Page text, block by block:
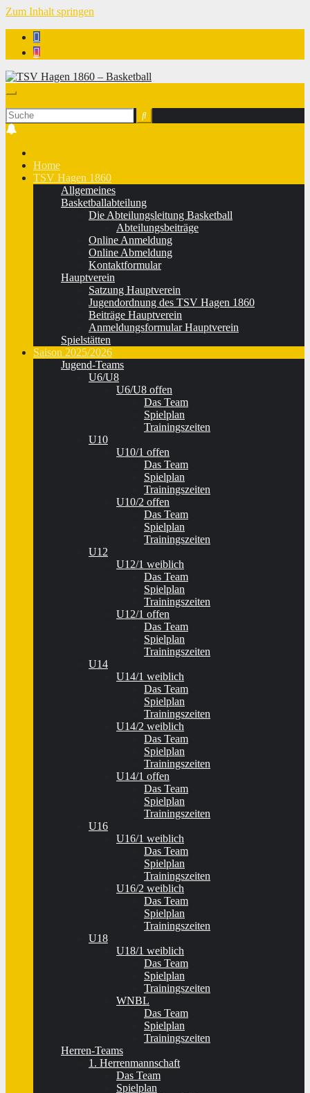
Zum Inhalt springen
Home
TSV Hagen 1860
Allgemeines
Basketballabteilung
Die Abteilungsleitung Basketball
Abteilungsbeiträge
Online Anmeldung
Online Abmeldung
Kontaktformular
Hauptverein
Satzung Hauptverein
Jugendordnung des TSV Hagen 1860
Beiträge Hauptverein
Anmeldungsformular Hauptverein
Spielstätten
Saison 2025/2026
Jugend-Teams
U6/U8
U6/U8 offen
Das Team
Spielplan
Trainingszeiten
U10
U10/1 offen
Das Team
Spielplan
Trainingszeiten
U10/2 offen
Das Team
Spielplan
Trainingszeiten
U12
U12/1 weiblich
Das Team
Spielplan
Trainingszeiten
U12/1 offen
Das Team
Spielplan
Trainingszeiten
U14
U14/1 weiblich
Das Team
Spielplan
Trainingszeiten
U14/2 weiblich
Das Team
Spielplan
Trainingszeiten
U14/1 offen
Das Team
Spielplan
Trainingszeiten
U16
U16/1 weiblich
Das Team
Spielplan
Trainingszeiten
U16/2 weiblich
Das Team
Spielplan
Trainingszeiten
U18
U18/1 weiblich
Das Team
Spielplan
Trainingszeiten
WNBL
Das Team
Spielplan
Trainingszeiten
Herren-Teams
1. Herrenmannschaft
Das Team
Spielplan